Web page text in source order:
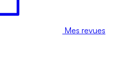
Mes revues